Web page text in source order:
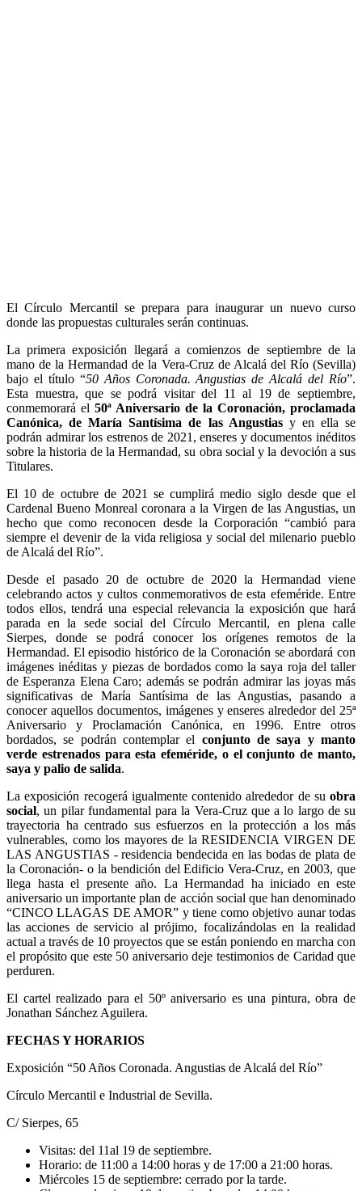
El Círculo Mercantil se prepara para inaugurar un nuevo curso
donde las propuestas culturales serán continuas.
La primera exposición llegará a comienzos de septiembre de la
mano de la Hermandad de la Vera-Cruz de Alcalá del Río (Sevilla)
bajo el título “50 Años Coronada. Angustias de Alcalá del Río”.
Esta muestra, que se podrá visitar del 11 al 19 de septiembre,
conmemorará el 50ª Aniversario de la Coronación, proclamada
Canónica, de María Santísima de las Angustiasy en ella se
podrán admirar los estrenos de 2021, enseres y documentos inéditos
sobre la historia de la Hermandad, su obra social y la devoción a sus
Titulares.
El 10 de octubre de 2021 se cumplirá medio siglo desde que el
Cardenal Bueno Monreal coronara a la Virgen de las Angustias, un
hecho que como reconocen desde la Corporación “cambió para
siempre el devenir de la vida religiosa y social del milenario pueblo
de Alcalá del Río”.
Desde el pasado 20 de octubre de 2020 la Hermandad viene
celebrando actos y cultos conmemorativos de esta efeméride. Entre
todos ellos, tendrá una especial relevancia la exposición que hará
parada en la sede social del Círculo Mercantil, en plena calle
Sierpes, donde se podrá conocer los orígenes remotos de la
Hermandad. El episodio histórico de la Coronación se abordará con
imágenes inéditas y piezas de bordados como la saya roja del taller
de Esperanza Elena Caro; además se podrán admirar las joyas más
significativas de María Santísima de las Angustias, pasando a
conocer aquellos documentos, imágenes y enseres alrededor del 25ª
Aniversario y Proclamación Canónica, en 1996. Entre otros
bordados, se podrán contemplar el conjunto de saya y manto
verde estrenados para esta efeméride, o el conjunto de manto,
saya y palio de salida.
La exposición recogerá igualmente contenido alrededor de su obra
social, un pilar fundamental para la Vera-Cruz que a lo largo de su
trayectoria ha centrado sus esfuerzos en la protección a los más
vulnerables, como los mayores de la RESIDENCIA VIRGEN DE
LAS ANGUSTIAS - residencia bendecida en las bodas de plata de
la Coronación- o la bendición del Edificio Vera-Cruz, en 2003, que
llega hasta el presente año. La Hermandad ha iniciado en este
aniversario un importante plan de acción social que han denominado
“CINCO LLAGAS DE AMOR” y tiene como objetivo aunar todas
las acciones de servicio al prójimo, focalizándolas en la realidad
actual a través de 10 proyectos que se están poniendo en marcha con
el propósito que este 50 aniversario deje testimonios de Caridad que
perduren.
El cartel realizado para el 50º aniversario es una pintura, obra de
Jonathan Sánchez Aguilera.
FECHAS Y HORARIOS
Exposición “50 Años Coronada. Angustias de Alcalá del Río”
Círculo Mercantil e Industrial de Sevilla.
C/ Sierpes, 65
Visitas: del 11al 19 de septiembre.
Horario: de 11:00 a 14:00 horas y de 17:00 a 21:00 horas.
Miércoles 15 de septiembre: cerrado por la tarde.